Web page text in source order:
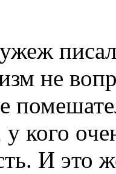
писал
не
у кого
И это